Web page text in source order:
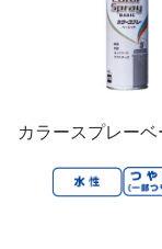
カラースプレーベ